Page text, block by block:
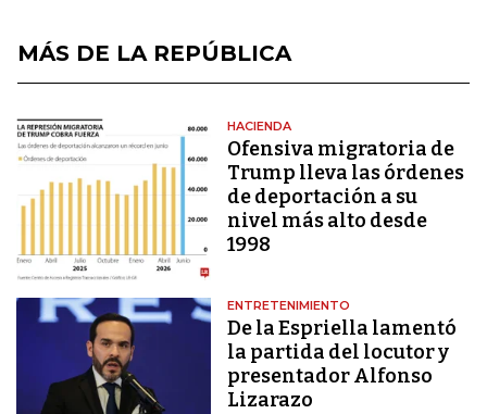
MÁS DE LA REPÚBLICA
HACIENDA
Ofensiva migratoria de
Trump lleva las órdenes
de deportación a su
nivel más alto desde
1998
ENTRETENIMIENTO
De la Espriella lamentó
la partida del locutor y
presentador Alfonso
Lizarazo